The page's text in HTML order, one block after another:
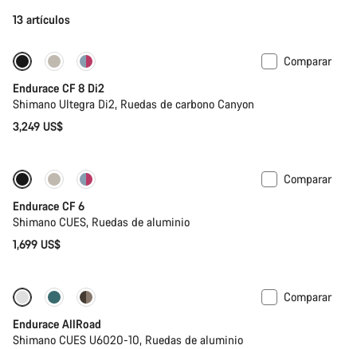
13 artículos
Comparar
Endurace CF 8 Di2
Shimano Ultegra Di2, Ruedas de carbono Canyon
3,249 US$
Nuevo
Comparar
Endurace CF 6
Shimano CUES, Ruedas de aluminio
1,699 US$
Selección básica
Comparar
Endurace AllRoad
Shimano CUES U6020-10, Ruedas de aluminio